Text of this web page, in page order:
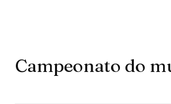
Campeonato do